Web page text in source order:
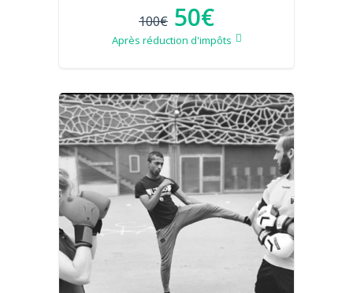
100€ 50€
Après réduction d'impôts